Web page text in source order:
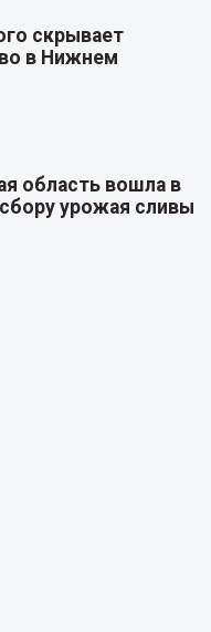
скрывает
в Нижнем
область вошла в
урожая сливы